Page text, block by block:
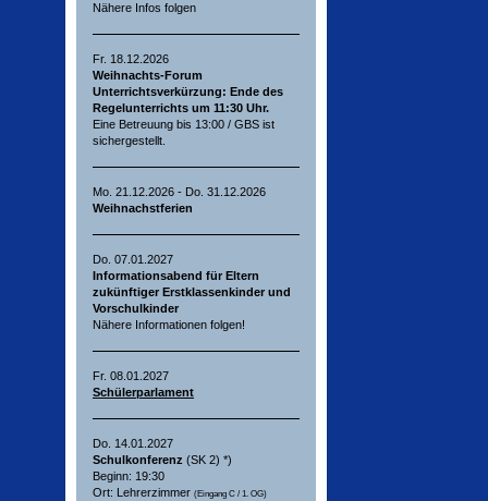
Nähere Infos folgen
Fr. 18.12.2026
Weihnachts-Forum
Unterrichtsverkürzung: Ende des
Regelunterrichts um 11:30 Uhr.
Eine Betreuung bis 13:00 / GBS ist
sichergestellt.
Mo. 21.12.2026 - Do. 31.12.2026
Weihnachstferien
Do. 07.01.2027
Informationsabend für Eltern
zukünftiger Erstklassenkinder und
Vorschulkinder
Nähere Informationen folgen!
Fr. 08.01.2027
Schülerparlament
Do. 14.01.2027
Schulkonferenz (SK 2) *)
Beginn: 19:30
Ort: Lehrerzimmer (Eingang C / 1. OG)